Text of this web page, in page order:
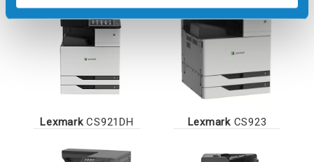
LexmarkCS921DH LexmarkCS923